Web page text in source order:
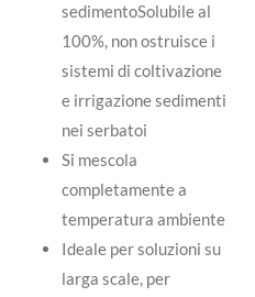
sedimentoSolubile al
100%, non ostruisce i
sistemi di coltivazione
e irrigazione sedimenti
nei serbatoi
Si mescola
completamente a
temperatura ambiente
Ideale per soluzioni su
larga scale, per